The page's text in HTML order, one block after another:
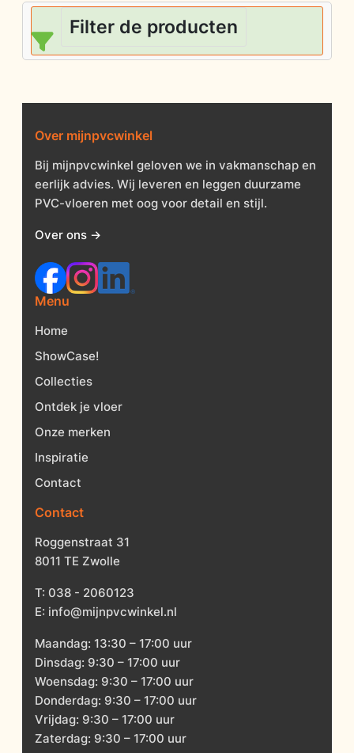
Filter de producten
Over mijnpvcwinkel
Bij mijnpvcwinkel geloven we in vakmanschap en
eerlijk advies. Wij leveren en leggen duurzame
PVC-vloeren met oog voor detail en stijl.
Over ons →
Menu
Home
ShowCase!
Collecties
Ontdek je vloer
Onze merken
Inspiratie
Contact
Contact
Roggenstraat 31
8011 TE Zwolle
T: 038 - 2060123
E: info@mijnpvcwinkel.nl
Maandag: 13:30 – 17:00 uur
Dinsdag: 9:30 – 17:00 uur
Woensdag: 9:30 – 17:00 uur
Donderdag: 9:30 – 17:00 uur
Vrijdag: 9:30 – 17:00 uur
Zaterdag: 9:30 – 17:00 uur